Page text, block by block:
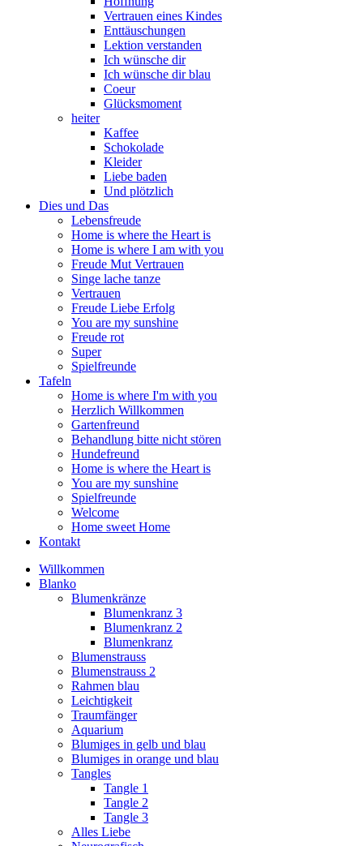
Vertrauen eines Kindes
Enttäuschungen
Lektion verstanden
Ich wünsche dir
Ich wünsche dir blau
Coeur
Glücksmoment
heiter
Kaffee
Schokolade
Kleider
Liebe baden
Und plötzlich
Dies und Das
Lebensfreude
Home is where the Heart is
Home is where I am with you
Freude Mut Vertrauen
Singe lache tanze
Vertrauen
Freude Liebe Erfolg
You are my sunshine
Freude rot
Super
Spielfreunde
Tafeln
Home is where I'm with you
Herzlich Willkommen
Gartenfreund
Behandlung bitte nicht stören
Hundefreund
Home is where the Heart is
You are my sunshine
Spielfreunde
Welcome
Home sweet Home
Kontakt
Willkommen
Blanko
Blumenkränze
Blumenkranz 3
Blumenkranz 2
Blumenkranz
Blumenstrauss
Blumenstrauss 2
Rahmen blau
Leichtigkeit
Traumfänger
Aquarium
Blumiges in gelb und blau
Blumiges in orange und blau
Tangles
Tangle 1
Tangle 2
Tangle 3
Alles Liebe